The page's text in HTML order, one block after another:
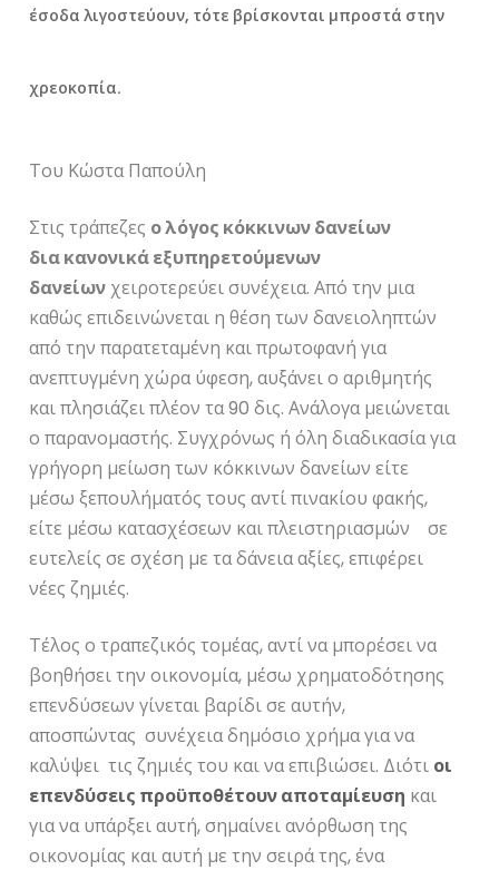
έσοδα λιγοστεύουν, τότε βρίσκονται μπροστά στην
χρεοκοπία.
Του Κώστα Παπούλη
Στις τράπεζες ο λόγος κόκκινων δανείων
δια κανονικά εξυπηρετούμενων
δανείων χειροτερεύει συνέχεια. Από την μια
καθώς επιδεινώνεται η θέση των δανειοληπτών
από την παρατεταμένη και πρωτοφανή για
ανεπτυγμένη χώρα ύφεση, αυξάνει ο αριθμητής
και πλησιάζει πλέον τα 90 δις. Ανάλογα μειώνεται
ο παρανομαστής. Συγχρόνως ή όλη διαδικασία για
γρήγορη μείωση των κόκκινων δανείων είτε
μέσω ξεπουλήματός τους αντί πινακίου φακής,
είτε μέσω κατασχέσεων και πλειστηριασμών σε
ευτελείς σε σχέση με τα δάνεια αξίες, επιφέρει
νέες ζημιές.
Τέλος ο τραπεζικός τομέας, αντί να μπορέσει να
βοηθήσει την οικονομία, μέσω χρηματοδότησης
επενδύσεων γίνεται βαρίδι σε αυτήν,
αποσπώντας συνέχεια δημόσιο χρήμα για να
καλύψει τις ζημιές του και να επιβιώσει. Διότι οι
επενδύσεις προϋποθέτουν αποταμίευση και
για να υπάρξει αυτή, σημαίνει ανόρθωση της
οικονομίας και αυτή με την σειρά της, ένα